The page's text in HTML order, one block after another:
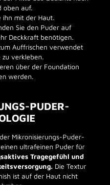
oben auf.
ihn mit der Haut.
Sie den Puder auf
Deckkraft benötigen.
Auffrischen verwendet
verkleben.
über der Foundation
werden.
PUDER-
Mikronisierungs-Puder-
ultrafeinen Puder für
Tragegefühl und
Die Textur
ist auf der Haut nicht